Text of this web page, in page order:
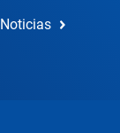
Noticias